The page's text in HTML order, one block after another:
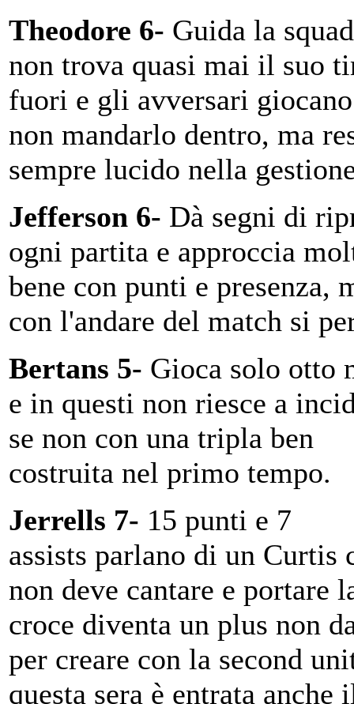
Theodore 6- Guida la
non trova quasi mai il suo
fuori e gli avversari
non mandarlo dentro, ma
sempre lucido nella
Jefferson 6- Dà segni di
ogni partita e approccia
bene con punti e presenza,
con l'andare del match si
Bertans 5- Gioca solo otto
e in questi non riesce a
se non con una tripla ben
costruita nel primo tempo.
Jerrells 7- 15 punti e 7
assists parlano di un Curtis
non deve cantare e portare
croce diventa un plus non
per creare con la second
questa sera è entrata anche